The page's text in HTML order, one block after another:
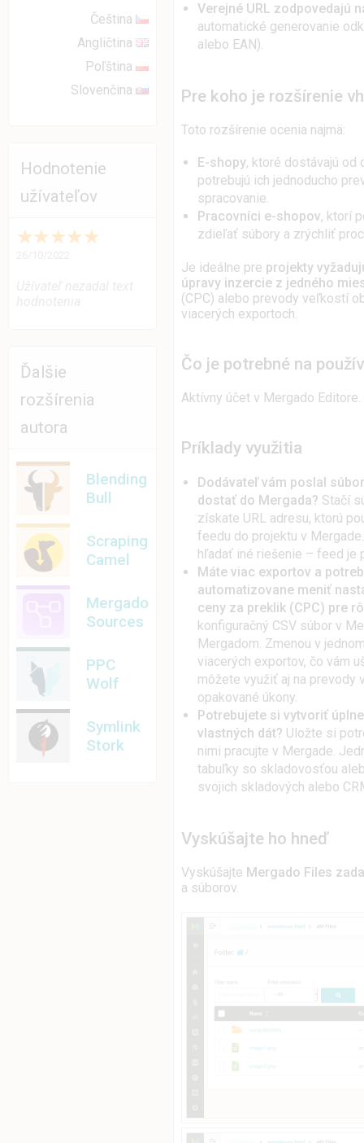
Čeština
Angličtina
Poľština
Slovenčina
Hodnotenie
užívateľov
★★★★★
Ďalšie
rozšírenia
autora
Blending
Bull
Scraping
Camel
Mergado
Sources
PPC
Wolf
Symlink
Stork
Verejné URL zodpovedajú
automatické generovanie
alebo EAN).
Pre koho je rozšírenie
Toto rozšírenie ocenia najmä:
E-shopy, ktoré dostávajú od
potrebujú ich jednoducho
spracovanie.
Pracovníci e-shopov, ktorí
zdieľať súbory a zrýchliť
Je ideálne pre projekty
úpravy inzercie z jedného
(CPC) alebo prevody veľkostí
viacerých exportoch.
Čo je potrebné na
Aktívny účet v Mergado Editore.
Príklady využitia
Dodávateľ vám poslal
dostať do Mergada? Stačí
získate URL adresu, ktorú
feedu do projektu v
hľadať iné riešenie – feed je
Máte viac exportov a
automatizovane meniť
ceny za preklik (CPC) pre
konfiguračný CSV súbor v
Mergadom. Zmenou v
viacerých exportov, čo vám
môžete využiť aj na
opakované úkony.
Potrebujete si vytvoriť
vlastných dát? Uložte si
nimi pracujte v Mergade.
tabuľky so skladovosťou
svojich skladových alebo
Vyskúšajte ho hneď
Vyskúšajte Mergado Files
a súborov.